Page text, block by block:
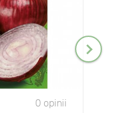
0 opinii